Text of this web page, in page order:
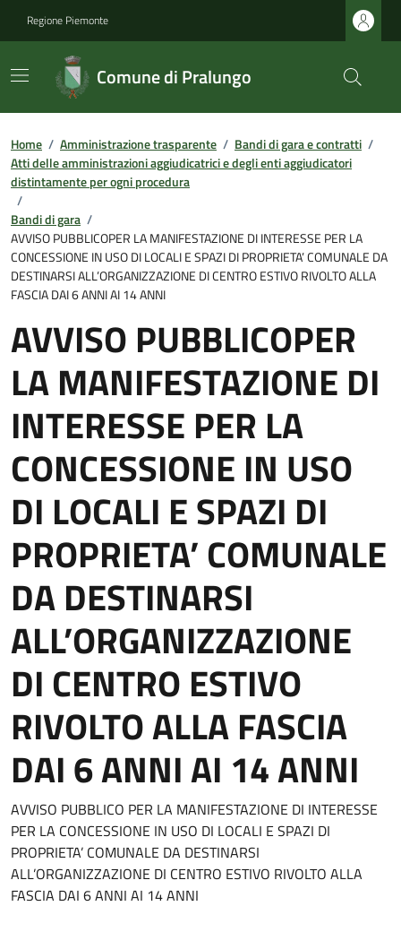
Regione Piemonte
Comune di Pralungo
Home / Amministrazione trasparente / Bandi di gara e contratti /
Atti delle amministrazioni aggiudicatrici e degli enti aggiudicatori
distintamente per ogni procedura
/
Bandi di gara /
AVVISO PUBBLICOPER LA MANIFESTAZIONE DI INTERESSE PER LA
CONCESSIONE IN USO DI LOCALI E SPAZI DI PROPRIETA’ COMUNALE DA
DESTINARSI ALL’ORGANIZZAZIONE DI CENTRO ESTIVO RIVOLTO ALLA
FASCIA DAI 6 ANNI AI 14 ANNI
AVVISO PUBBLICOPER
LA MANIFESTAZIONE DI
INTERESSE PER LA
CONCESSIONE IN USO
DI LOCALI E SPAZI DI
PROPRIETA’ COMUNALE
DA DESTINARSI
ALL’ORGANIZZAZIONE
DI CENTRO ESTIVO
RIVOLTO ALLA FASCIA
DAI 6 ANNI AI 14 ANNI
AVVISO PUBBLICO PER LA MANIFESTAZIONE DI INTERESSE
PER LA CONCESSIONE IN USO DI LOCALI E SPAZI DI
PROPRIETA’ COMUNALE DA DESTINARSI
ALL’ORGANIZZAZIONE DI CENTRO ESTIVO RIVOLTO ALLA
FASCIA DAI 6 ANNI AI 14 ANNI